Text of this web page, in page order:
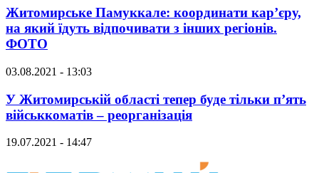
Житомирське Памуккале: координати кар’єру,
на який їдуть відпочивати з інших регіонів.
ФОТО
03.08.2021 - 13:03
У Житомирській області тепер буде тільки п’ять
військкоматів – реорганізація
19.07.2021 - 14:47